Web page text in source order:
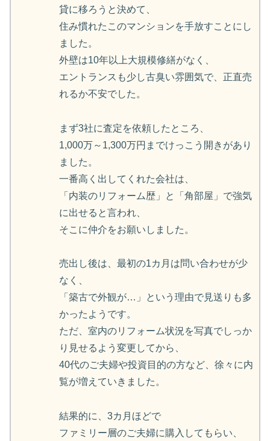
貸に移ろうと決めて、
住み慣れたこのマンションを手放すことにし
ました。
外壁は10年以上大規模修繕がなく、
エントランスも少し古臭い雰囲気で、正直売
れるか不安でした。
まず3社に査定を依頼したところ、
1,000万～1,300万円までけっこう開きがあり
ました。
一番高く出してくれた会社は、
「内装のリフォーム歴」と「角部屋」で強気
に出せると言われ、
そこに仲介をお願いしました。
売出し後は、最初の1カ月は問い合わせが少
なく、
「築古で外観が…」という理由で見送りも多
かったようです。
ただ、室内のリフォーム状況を写真でしっか
り見せるよう変更してから、
40代のご夫婦や投資目的の方など、徐々に内
覧が増えていきました。
結果的に、3カ月ほどで
ファミリー層のご夫婦に購入してもらい、